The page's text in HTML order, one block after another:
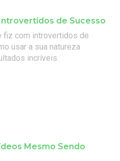
de Sucesso
fiz com introvertidos de
usar a sua natureza
incríveis.
Mesmo Sendo